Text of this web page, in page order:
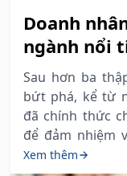
Doanh
ngành nổi
Sau hơn ba
bứt phá, kể từ
đã chính thức
để đảm nhiệm
Xem thêm